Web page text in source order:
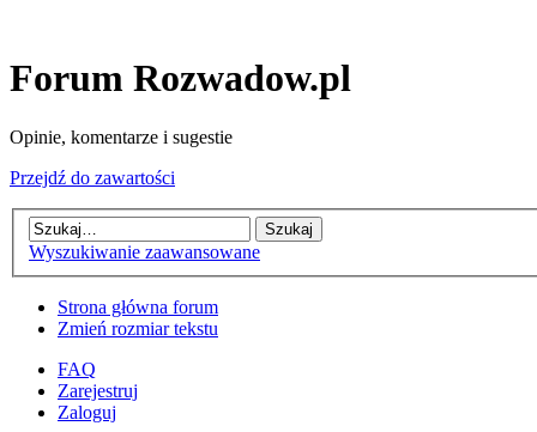
Forum Rozwadow.pl
Opinie, komentarze i sugestie
Przejdź do zawartości
Wyszukiwanie zaawansowane
Strona główna forum
Zmień rozmiar tekstu
FAQ
Zarejestruj
Zaloguj